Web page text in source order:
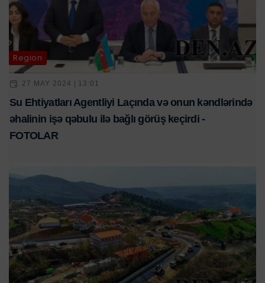
Region
27 MAY 2024 | 13:01
Su Ehtiyatları Agentliyi Laçında və onun kəndlərində
əhalinin işə qəbulu ilə bağlı görüş keçirdi -
FOTOLAR